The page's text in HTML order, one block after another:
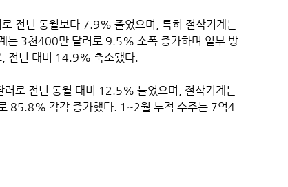
전년 동월보다 7.9% 줄었으며, 특히 절삭기계는
3천400만 달러로 9.5% 소폭 증가하며 일부 방
전년 대비 14.9% 축소됐다.
로 전년 동월 대비 12.5% 늘었으며, 절삭기계는
85.8% 각각 증가했다. 1~2월 누적 수주는 7억4